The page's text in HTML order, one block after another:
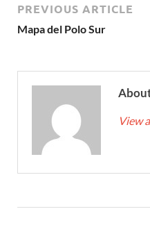
PREVIOUS ARTICLE
Mapa del Polo Sur
View